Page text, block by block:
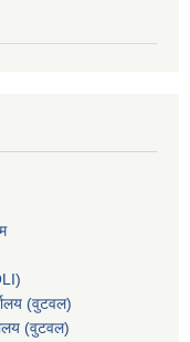
(वुटवल)
(वुटवल)